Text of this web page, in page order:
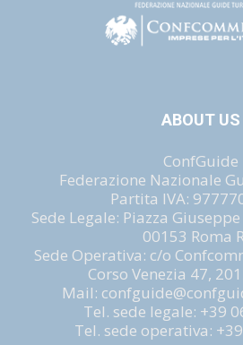
ABOUT US
ConfGuide
Federazione Nazionale
Partita IVA:
Sede Legale: Piazza
00153 Roma
Sede Operativa: c/o
Corso Venezia 47,
Mail:
Tel. sede legale: +39
Tel. sede operativa: